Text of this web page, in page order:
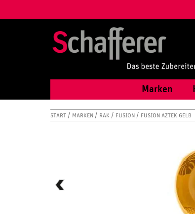
Marken
START MARKEN RAK FUSION FUSION AZTEK GELB